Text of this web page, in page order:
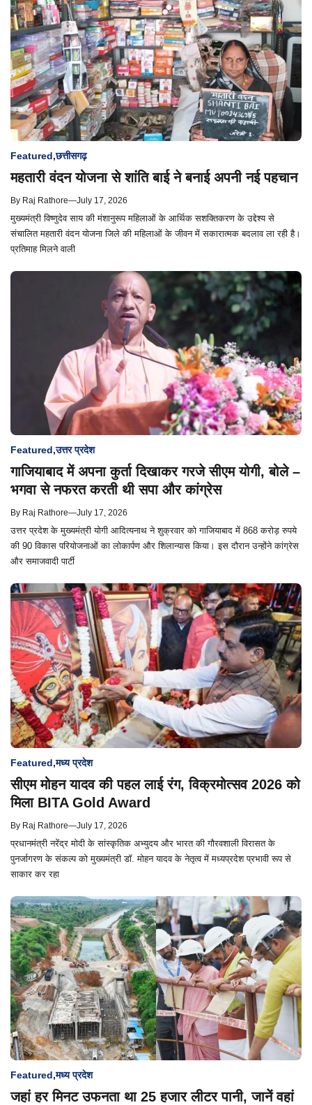
Featured,छत्तीसगढ़
महतारी वंदन योजना से शांति बाई ने बनाई अपनी नई पहचान
By Raj Rathore—July 17, 2026
मुख्यमंत्री विष्णुदेव साय की मंशानुरूप महिलाओं के आर्थिक सशक्तिकरण के उद्देश्य से
संचालित महतारी वंदन योजना जिले की महिलाओं के जीवन में सकारात्मक बदलाव ला रही है।
प्रतिमाह मिलने वाली
Featured,उत्तर प्रदेश
गाजियाबाद में अपना कुर्ता दिखाकर गरजे सीएम योगी, बोले –
भगवा से नफरत करती थी सपा और कांग्रेस
By Raj Rathore—July 17, 2026
उत्तर प्रदेश के मुख्यमंत्री योगी आदित्यनाथ ने शुक्रवार को गाजियाबाद में 868 करोड़ रुपये
की 90 विकास परियोजनाओं का लोकार्पण और शिलान्यास किया। इस दौरान उन्होंने कांग्रेस
और समाजवादी पार्टी
Featured,मध्य प्रदेश
सीएम मोहन यादव की पहल लाई रंग, विक्रमोत्‍सव 2026 को
मिला BITA Gold Award
By Raj Rathore—July 17, 2026
प्रधानमंत्री नरेंद्र मोदी के सांस्कृतिक अभ्युदय और भारत की गौरवशाली विरासत के
पुनर्जागरण के संकल्प को मुख्यमंत्री डॉ. मोहन यादव के नेतृत्व में मध्यप्रदेश प्रभावी रूप से
साकार कर रहा
Featured,मध्य प्रदेश
जहां हर मिनट उफनता था 25 हजार लीटर पानी, जानें वहां